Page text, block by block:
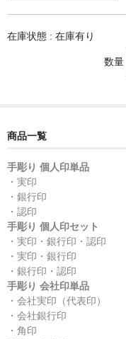
在庫状態 : 在庫有り
数量
商品一覧
手彫り 個人印単品
・実印
・銀行印
・認印
手彫り 個人印セット
・実印・銀行印・認印
・実印・銀行印
・銀行印・認印
手彫り 会社印単品
・会社実印（代表印）
・会社銀行印
・角印